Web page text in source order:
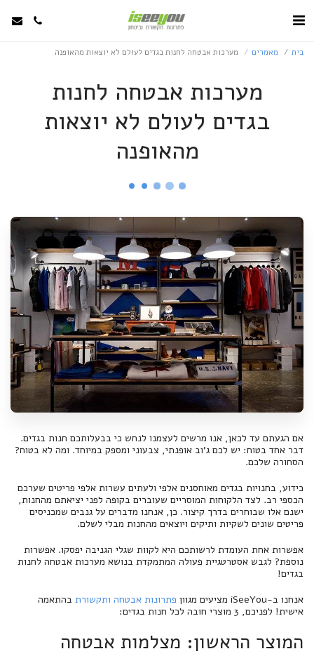
בית מאמרים מערכות אבטחה לחנות בגדים לעולם לא יוצאות מהאופנה
מערכות אבטחה לחנות
בגדים לעולם לא יוצאות
מהאופנה
אם הגעתם עד לכאן, אנו מרשים לעצמנו לנחש כי בבעלותכם חנות בגדים.
דבר אחד בטוח: יש לכם ג'וב אופנתי, צבעוני ומספק במיוחד. ומה לא בטוח?
הסחורה שלכם.
כידוע, בחנויות בגדים מאוחסנים אלפי ולעתים עשרות אלפי פריטים שערכם
הכספי רב. לצד הלקוחות המוסריים שעוברים בקופה לפני יציאתם מהחנות,
ישנם אלו שבוחרים בדרך קיצור. כן, אנחנו מדברים על גנבים שמכניסים
פריטים שונים לשקיות ותיקים ויוצאים מהחנות מבלי לשלם.
אפשרות אחת העומדת לרשותכם היא לקוות שגלי הגניבה יפסקו. אפשרות
נוספת? לגבש אסטרטגיית פעולה המתמקדת בנושא מערכות אבטחה לחנות
בגדים!
אנחנו ב-iSeeYou מציעים מגוון
פתרונות אבטחה ותקשורת בהתאמה
אישית! לפניכם, 3 מוצרי חובה לכל חנות בגדים:
המוצר הראשון: מצלמות אבטחה